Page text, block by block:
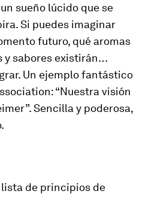
sueño lúcido que se
Si puedes imaginar
futuro, qué aromas
y sabores existirán…
Un ejemplo fantástico
“Nuestra visión
Sencilla y poderosa,
lista de principios de